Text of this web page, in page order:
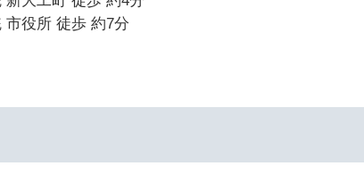
市役所 徒歩 約7分